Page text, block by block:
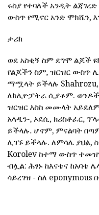
ሩስያ የተባለች አንዲት
ውስጥ የሚኖር አንድ ሞክሼን,
ታሪክ
ወደ አስቂኝ ስም ደግሞ ልጆች
የልጆችን ስም, ዝርዝር ውስጥ
ማሟላት ይችላሉ Shahrozu,
ለክሊዮፓትራ ሲያቆም. ወንዶች
ዝርዝር እስከ መሙላት
አላዲን-, ኦደሲ, ክሪስቶፈር,
ይችላሉ. ሆኖም, ምናልባት
ሊገኙ ይችላሉ. ለምሳሌ ያህል,
Korolev ከተማ ውስጥ
ብሏል: ሕፃኑ ከእናቴና ከአባቴ
ሳይረገዝ - ስለ eponymous